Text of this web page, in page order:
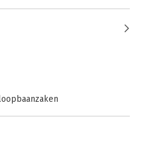
Rupert